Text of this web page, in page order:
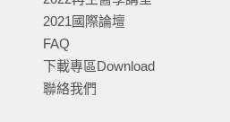
2021國際論壇
FAQ
下載專區Download
聯絡我們